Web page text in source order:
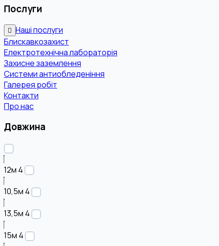
Послуги
Наші послуги
Блискавкозахист
Електротехнічна лабораторія
Захисне заземлення
Системи антиобледеніння
Галерея робіт
Контакти
Про нас
Довжина
12м 4
10,5м 4
13,5м 4
15м 4